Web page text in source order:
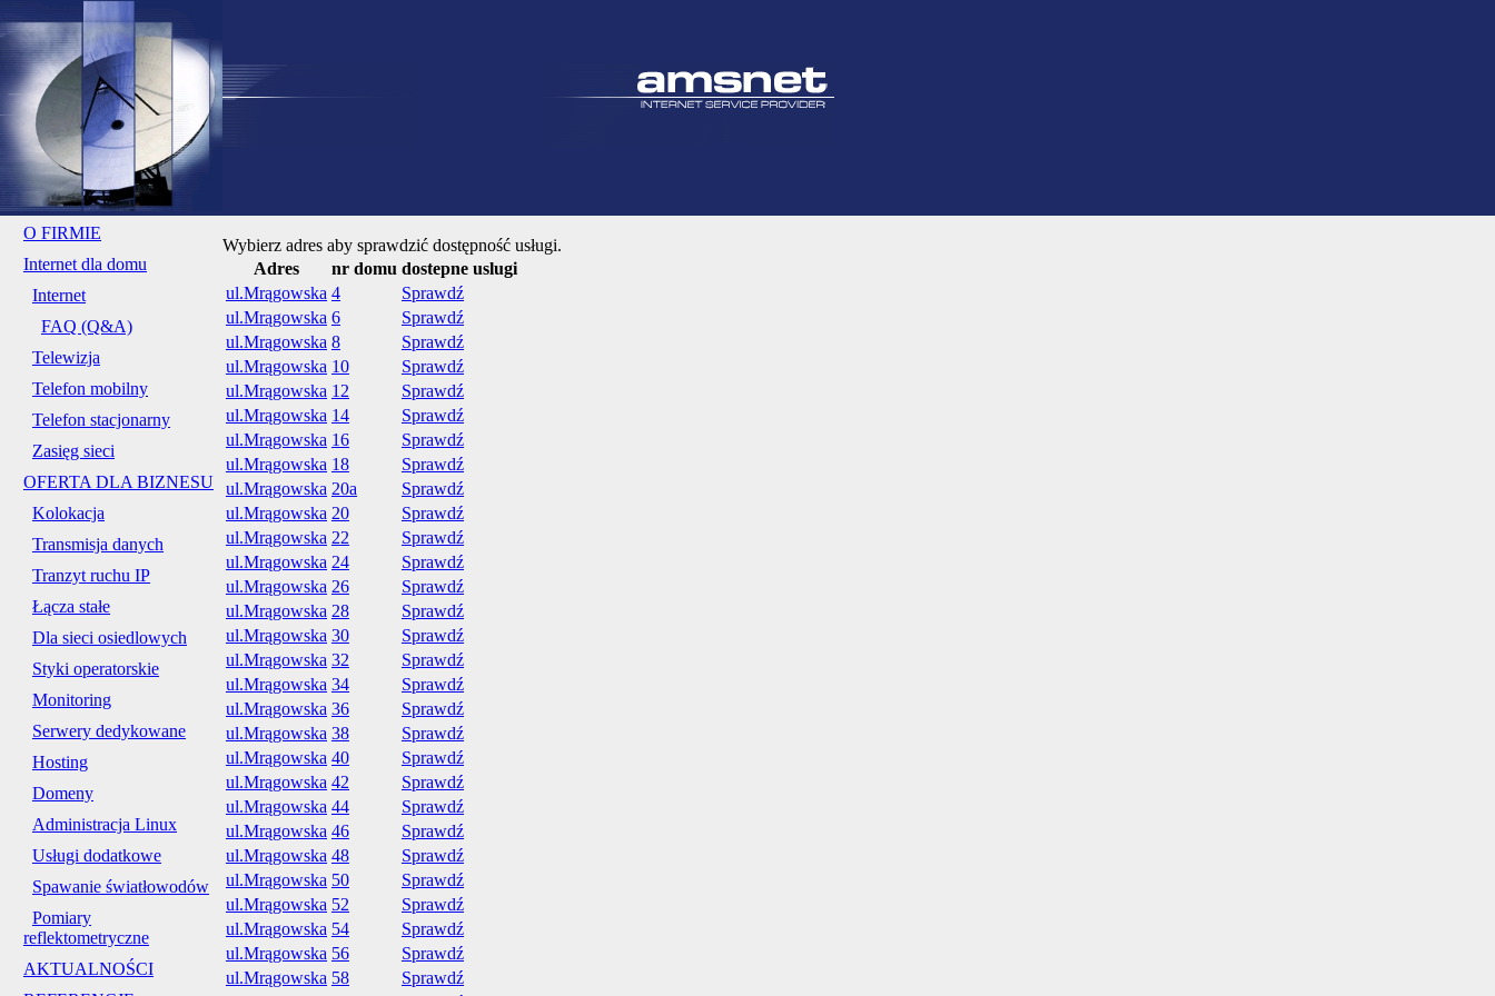
O FIRMIE
Internet dla domu
Internet
FAQ (Q&A)
Telewizja
Telefon mobilny
Telefon stacjonarny
Zasięg sieci
OFERTA DLA BIZNESU
Kolokacja
Transmisja danych
Tranzyt ruchu IP
Łącza stałe
Dla sieci osiedlowych
Styki operatorskie
Monitoring
Serwery dedykowane
Hosting
Domeny
Administracja Linux
Usługi dodatkowe
Spawanie światłowodów
Pomiary
reflektometryczne
AKTUALNOŚCI
Wybierz adres aby sprawdzić dostępność usługi.
Adres
nr domu dostepne uslugi
ul.Mrągowska 4
Sprawdź
ul.Mrągowska 6
Sprawdź
ul.Mrągowska 8
Sprawdź
ul.Mrągowska 10
Sprawdź
ul.Mrągowska 12
Sprawdź
ul.Mrągowska 14
Sprawdź
ul.Mrągowska 16
Sprawdź
ul.Mrągowska 18
Sprawdź
ul.Mrągowska 20a
Sprawdź
ul.Mrągowska 20
Sprawdź
ul.Mrągowska 22
Sprawdź
ul.Mrągowska 24
Sprawdź
ul.Mrągowska 26
Sprawdź
ul.Mrągowska 28
Sprawdź
ul.Mrągowska 30
Sprawdź
ul.Mrągowska 32
Sprawdź
ul.Mrągowska 34
Sprawdź
ul.Mrągowska 36
Sprawdź
ul.Mrągowska 38
Sprawdź
ul.Mrągowska 40
Sprawdź
ul.Mrągowska 42
Sprawdź
ul.Mrągowska 44
Sprawdź
ul.Mrągowska 46
Sprawdź
ul.Mrągowska 48
Sprawdź
ul.Mrągowska 50
Sprawdź
ul.Mrągowska 52
Sprawdź
ul.Mrągowska 54
Sprawdź
ul.Mrągowska 56
Sprawdź
ul.Mrągowska 58
Sprawdź